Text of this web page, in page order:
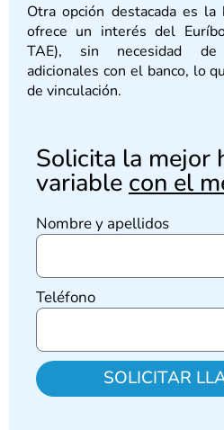
Otra opción destacada es la
ofrece un interés del
TAE), sin necesidad de
adicionales con el banco, lo
de vinculación.
Solicita la mejor
variable con el
Nombre y apellidos
Teléfono
SOLICITAR